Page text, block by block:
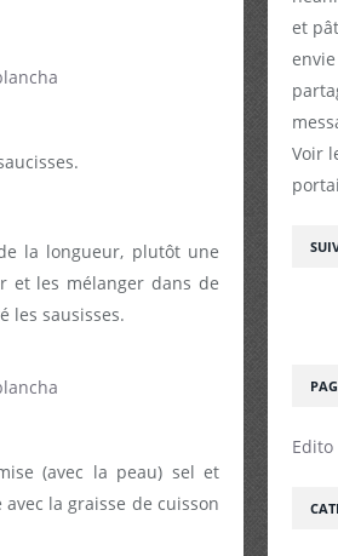
la longueur, plutôt une
et les mélanger dans de
les sausisses.
(avec la peau) sel et
la graisse de cuisson
et
Voir
Edito